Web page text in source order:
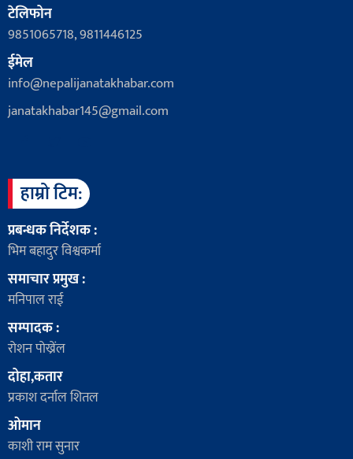
टेलिफोन
9851065718, 9811446125
ईमेल
info@nepalijanatakhabar.com
janatakhabar145@gmail.com
हाम्रो टिम:
प्रबन्धक निर्देशक :
भिम बहादुर विश्वकर्मा
समाचार प्रमुख :
मनिपाल राई
सम्पादक :
रोशन पोख्रेंल
दोहा,कतार
प्रकाश दर्नाल शितल
ओमान
काशी राम सुनार